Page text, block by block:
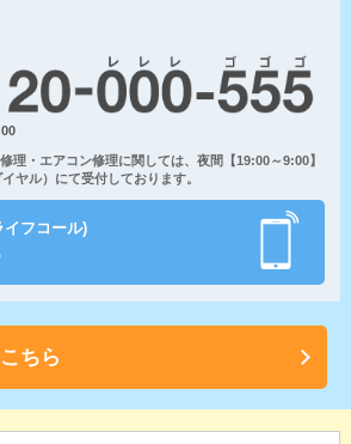
理・エアコン修理に関しては、夜間【19:00～9:00】
ヤル）にて受付しております。
イフコール)
ちら